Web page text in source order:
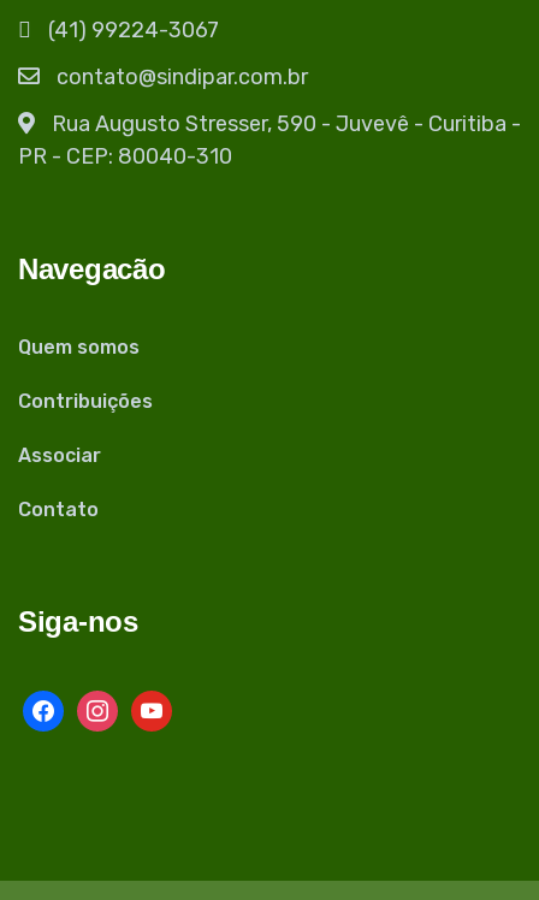
(41) 99224-3067
contato@sindipar.com.br
Rua Augusto Stresser, 590 - Juvevê - Curitiba -
PR - CEP: 80040-310
Navegacão
Quem somos
Contribuições
Associar
Contato
Siga-nos
facebookinstagram
youtube